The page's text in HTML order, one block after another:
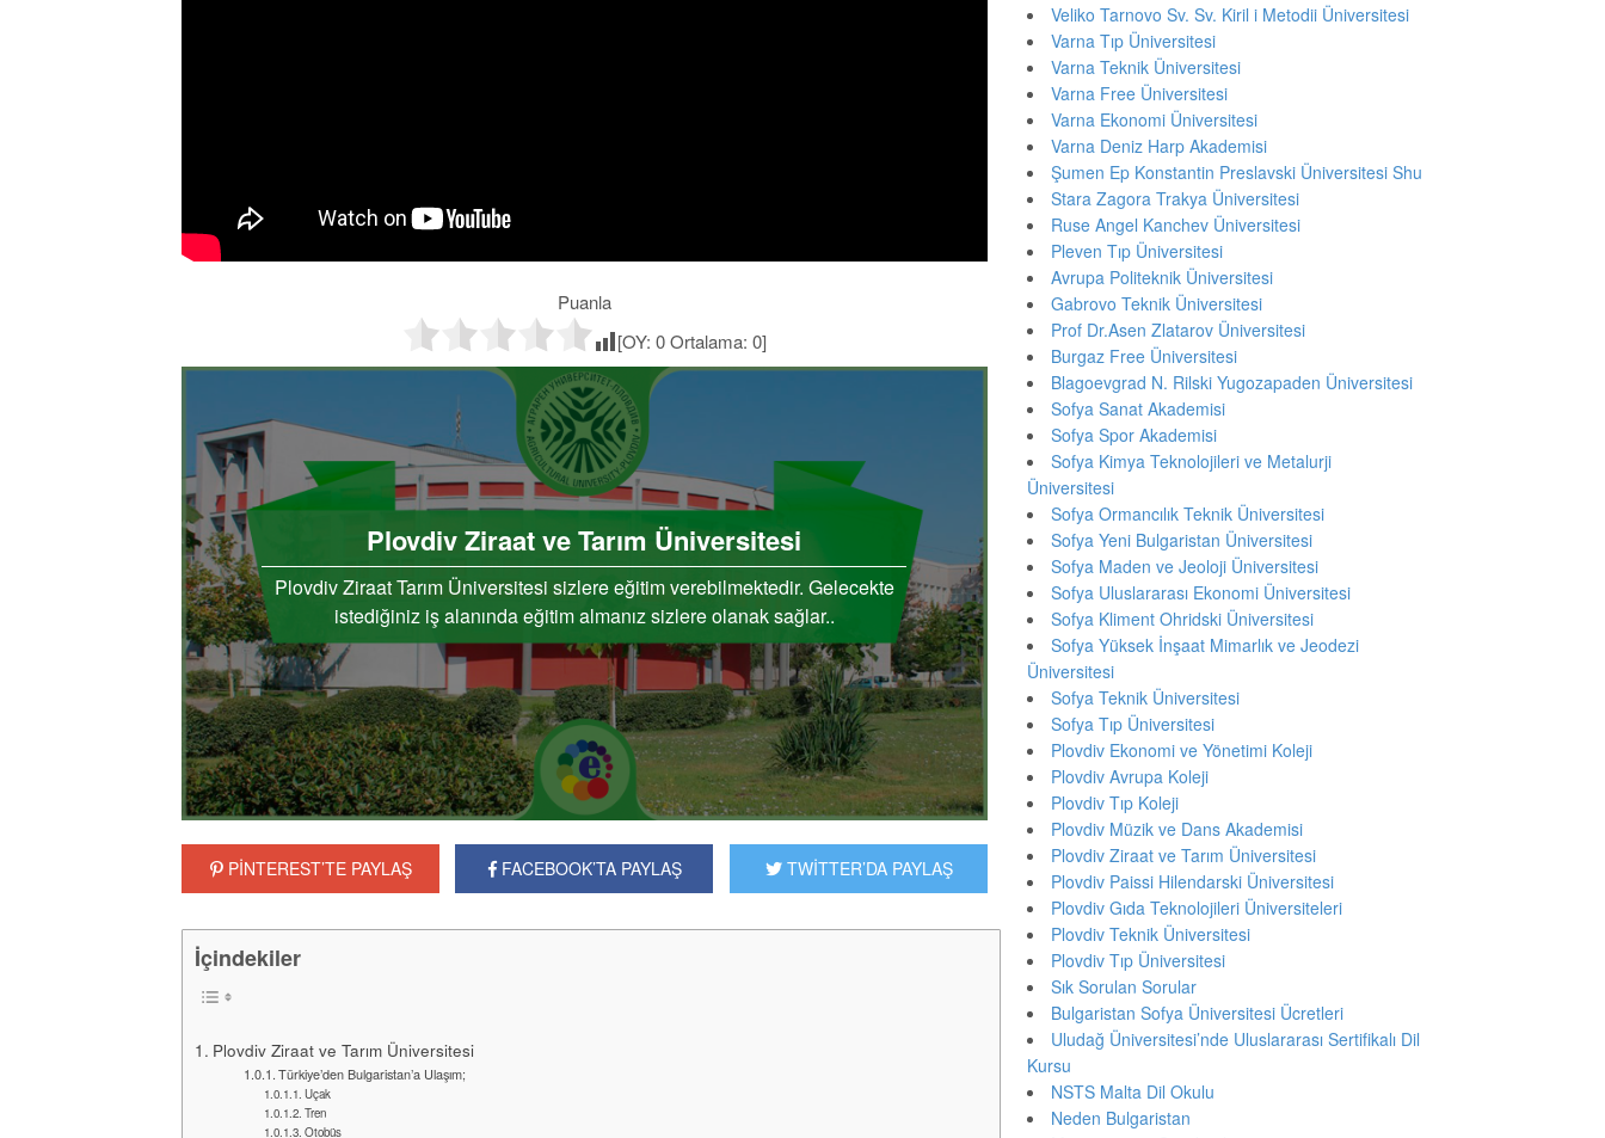
Puanla
[OY: 0Ortalama: 0]
Plovdiv Ziraat ve Tarım Üniversitesi
Plovdiv Ziraat Tarım Üniversitesi sizlere eğitim verebilmektedir. Gelecekte
istediğiniz iş alanında eğitim almanız sizlere olanak sağlar..
PİNTEREST’TE PAYLAŞ FACEBOOK’TA PAYLAŞ TWİTTER’DA PAYLAŞ
İçindekiler
Plovdiv Ziraat ve Tarım Üniversitesi
Türkiye’den Bulgaristan’a Ulaşım;
Uçak
Tren
Otobüs
Veliko Tarnovo Sv. Sv. Kiril i Metodii Üniversitesi
Varna Tıp Üniversitesi
Varna Teknik Üniversitesi
Varna Free Üniversitesi
Varna Ekonomi Üniversitesi
Varna Deniz Harp Akademisi
Şumen Ep Konstantin Preslavski Üniversitesi Shu
Stara Zagora Trakya Üniversitesi
Ruse Angel Kanchev Üniversitesi
Pleven Tıp Üniversitesi
Avrupa Politeknik Üniversitesi
Gabrovo Teknik Üniversitesi
Prof Dr.Asen Zlatarov Üniversitesi
Burgaz Free Üniversitesi
Blagoevgrad N. Rilski Yugozapaden Üniversitesi
Sofya Sanat Akademisi
Sofya Spor Akademisi
Sofya Kimya Teknolojileri ve Metalurji
Üniversitesi
Sofya Ormancılık Teknik Üniversitesi
Sofya Yeni Bulgaristan Üniversitesi
Sofya Maden ve Jeoloji Üniversitesi
Sofya Uluslararası Ekonomi Üniversitesi
Sofya Kliment Ohridski Üniversitesi
Sofya Yüksek İnşaat Mimarlık ve Jeodezi
Üniversitesi
Sofya Teknik Üniversitesi
Sofya Tıp Üniversitesi
Plovdiv Ekonomi ve Yönetimi Koleji
Plovdiv Avrupa Koleji
Plovdiv Tıp Koleji
Plovdiv Müzik ve Dans Akademisi
Plovdiv Ziraat ve Tarım Üniversitesi
Plovdiv Paissi Hilendarski Üniversitesi
Plovdiv Gıda Teknolojileri Üniversiteleri
Plovdiv Teknik Üniversitesi
Plovdiv Tıp Üniversitesi
Sık Sorulan Sorular
Bulgaristan Sofya Üniversitesi Ücretleri
Uludağ Üniversitesi’nde Uluslararası Sertifikalı Dil
Kursu
NSTS Malta Dil Okulu
Neden Bulgaristan